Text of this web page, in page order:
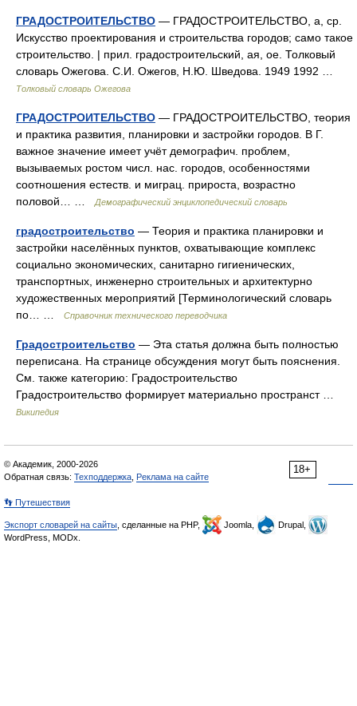
ГРАДОСТРОИТЕЛЬСТВО — ГРАДОСТРОИТЕЛЬСТВО, а, ср.
Искусство проектирования и строительства городов; само такое
строительство. | прил. градостроительский, ая, ое. Толковый
словарь Ожегова. С.И. Ожегов, Н.Ю. Шведова. 1949 1992 …
Толковый словарь Ожегова
ГРАДОСТРОИТЕЛЬСТВО — ГРАДОСТРОИТЕЛЬСТВО, теория
и практика развития, планировки и застройки городов. В Г.
важное значение имеет учёт демографич. проблем,
вызываемых ростом числ. нас. городов, особенностями
соотношения естеств. и миграц. прироста, возрастно
половой… …
Демографический энциклопедический словарь
градостроительство — Теория и практика планировки и
застройки населённых пунктов, охватывающие комплекс
социально экономических, санитарно гигиенических,
транспортных, инженерно строительных и архитектурно
художественных мероприятий [Терминологический словарь
по… …
Справочник технического переводчика
Градостроительство — Эта статья должна быть полностью
переписана. На странице обсуждения могут быть пояснения.
См. также категорию: Градостроительство
Градостроительство формирует материально пространст …
Википедия
18+
© Академик, 2000-2026
Обратная связь: Техподдержка Реклама на сайте
👣 Путешествия
Экспорт словарей на сайты , сделанные на PHP, Joomla,
Drupal,
WordPress, MODx.